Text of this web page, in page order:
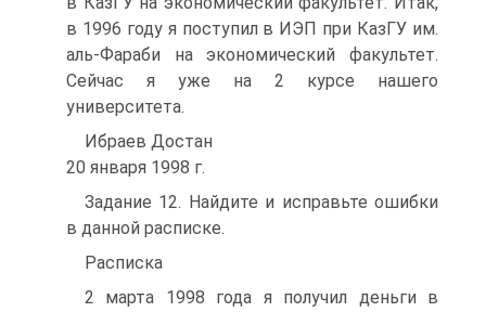
в 1996 году я поступил в ИЭП при КазГУ им.
аль-Фараби на экономический факультет.
Сейчас я уже на 2 курсе нашего
университета.
Ибраев Достан
20 января 1998 г.
Задание 12. Найдите и исправьте ошибки
в данной расписке.
Расписка
2 марта 1998 года я получил деньги в